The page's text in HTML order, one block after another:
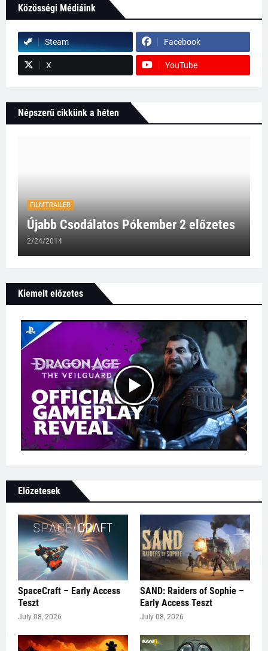
Közösségi Médiáink
Steam Facebook
X YouTube
Népszerű cikkünk a héten
FILMTRAILER
Újabb Csodálatos Pókember 2 előzetes
2/24/2014
Kiemelt előzetes
Előzetesek
SpaceCraft – Early Access
Teszt
July 08, 2026
SAND: Raiders of Sophie –
Early Access Teszt
July 08, 2026